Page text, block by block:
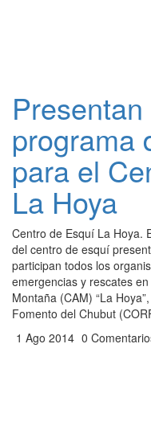
programa
para el
La Hoya
Centro de Esquí La Hoya.
del centro de esquí
participan todos los
emergencias y rescates
Montaña (CAM) “La
Fomento del Chubut
1 Ago 2014 0